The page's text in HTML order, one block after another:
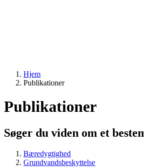
Hjem
Publikationer
Publikationer
Søger du viden om et
Bæredygtighed
Grundvandsbeskyttelse